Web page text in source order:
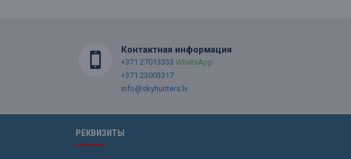
Контактная информация
+371 27013333 WhatsApp
+371 23003317
info@skyhunters.lv
РЕКВИЗИТЫ